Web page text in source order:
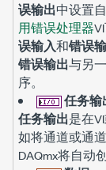
误输出中设置
用错误处理器
误输入和错误
错误输出与另
序。
任务输
任务输出是在
如将通道或通
DAQmx将自动